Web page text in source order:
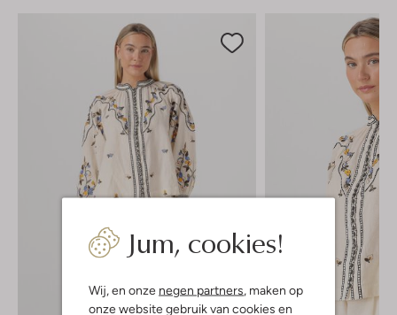
Jum, cookies!
Wij, en onze negen partners, maken op
onze website gebruik van cookies en